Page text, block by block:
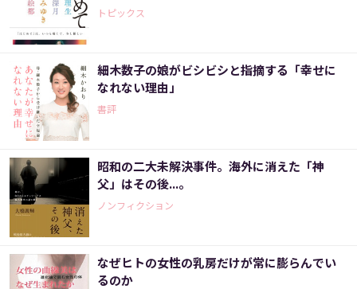
トピックス
細木数子の娘がビシビシと指摘する「幸せに
なれない理由」
書評
昭和の二大未解決事件。海外に消えた「神
父」はその後...。
ノンフィクション
なぜヒトの女性の乳房だけが常に膨らんでい
るのか